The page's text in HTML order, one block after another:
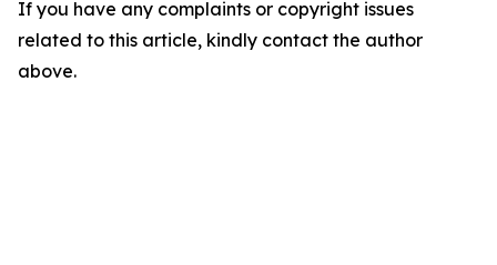
If you have any complaints or copyright issues
related to this article, kindly contact the author
above.